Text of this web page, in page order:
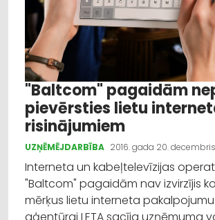
"Baltcom" pagaidām
pievērsties lietu
risinājumiem
UZŅĒMĒJDARBĪBA 2016. gada 20. decembris
Interneta un kabeļtelevīzijas
"Baltcom" pagaidām nav izvirzījis
mērķus lietu interneta